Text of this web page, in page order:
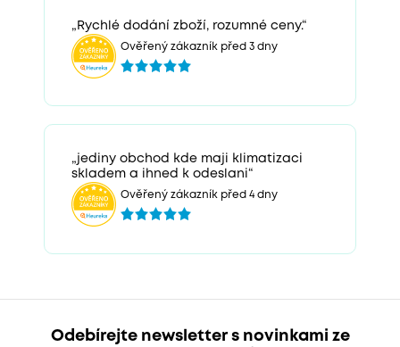
„Rychlé dodání zboží, rozumné ceny.“
Ověřený zákazník před 3 dny
„jediny obchod kde maji klimatizaci
skladem a ihned k odeslani“
Ověřený zákazník před 4 dny
Odebírejte newsletter s novinkami ze